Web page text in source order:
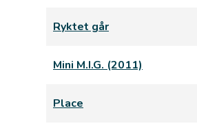
Ryktet går
Mini M.I.G. (2011)
Place